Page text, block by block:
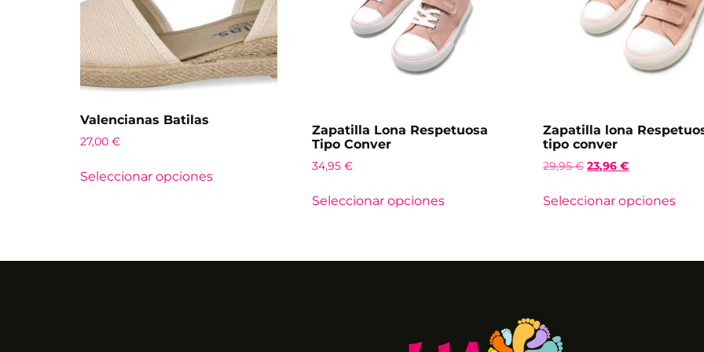
Valencianas Batilas
27,00 €
Seleccionar opciones
Zapatilla Lona Respetuosa
Tipo Conver
34,95 €
Seleccionar opciones
Zapatilla lona
tipo conver
29,95€ 23,96€
Seleccionar opciones